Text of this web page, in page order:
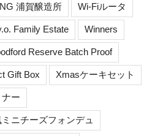
浦賀醸造所 Wi-Fiルータ
Family Estate Winners
Reserve Batch Proof
Gift Box Xmasケーキセット
ー
ニチーズフォンデュ